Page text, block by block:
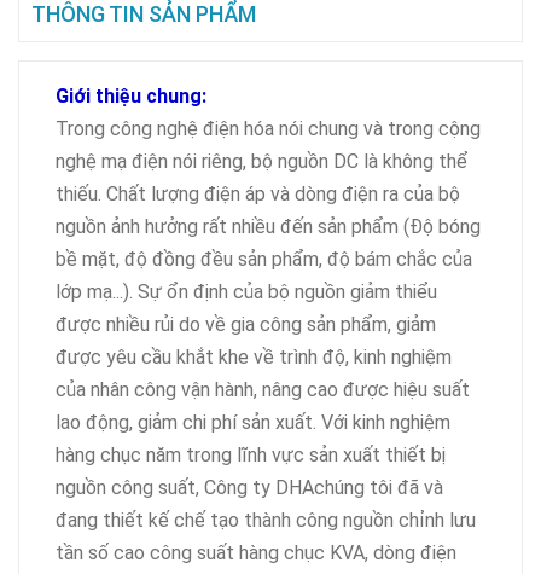
THÔNG TIN SẢN PHẨM
Giới thiệu chung:
Trong công nghệ điện hóa nói chung và trong cộng
nghệ mạ điện nói riêng, bộ nguồn DC là không thể
thiếu. Chất lượng điện áp và dòng điện ra của bộ
nguồn ảnh hưởng rất nhiều đến sản phẩm (Độ bóng
bề mặt, độ đồng đều sản phẩm, độ bám chắc của
lớp mạ...). Sự ổn định của bộ nguồn giảm thiểu
được nhiều rủi do về gia công sản phẩm, giảm
được yêu cầu khắt khe về trình độ, kinh nghiệm
của nhân công vận hành, nâng cao được hiệu suất
lao động, giảm chi phí sản xuất. Với kinh nghiệm
hàng chục năm trong lĩnh vực sản xuất thiết bị
nguồn công suất, Công ty DHAchúng tôi đã và
đang thiết kế chế tạo thành công nguồn chỉnh lưu
tần số cao công suất hàng chục KVA, dòng điện